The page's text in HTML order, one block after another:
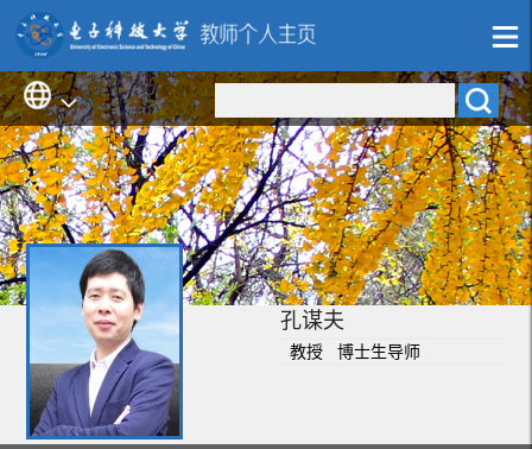
孔谋夫
教授 博士生导师